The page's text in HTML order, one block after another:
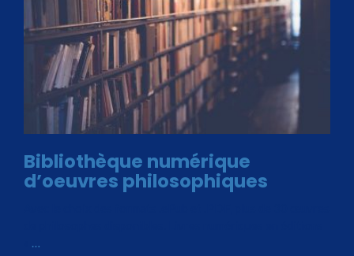
Bibliothèque numérique
d’oeuvres philosophiques
…